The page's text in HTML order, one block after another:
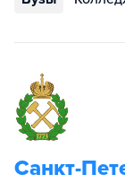
Санкт-